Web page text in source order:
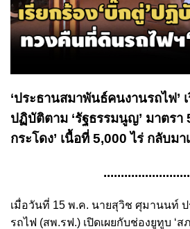
‘ประธานสมาพันธ์คนงานรถไฟ’ เ
ปฏิบัติตาม ‘รัฐธรรมนูญ’ มาตรา
กระโดง’ เนื้อที่ 5,000 ไร่ กลับม
เมื่อวันที่ 15 พ.ค. นายสุวิช ศุมานนท์
รถไฟ (สพ.รฟ.) เปิดเผยกับช่องยูทูบ ‘ส